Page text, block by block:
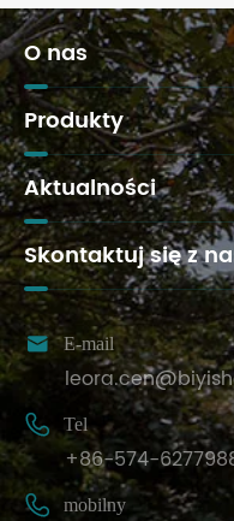
O nas
Produkty
Aktualności
Skontaktuj się z
 E-mail
 Tel
+86-574-
 mobilny